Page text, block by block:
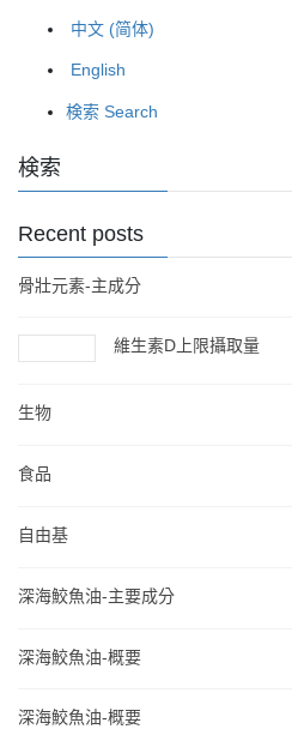
中文 (简体)
English
検索 Search
検索
Recent posts
骨壯元素-主成分
維生素D上限攝取量
生物
食品
自由基
深海鮫魚油-主要成分
深海鮫魚油-概要
深海鮫魚油-概要